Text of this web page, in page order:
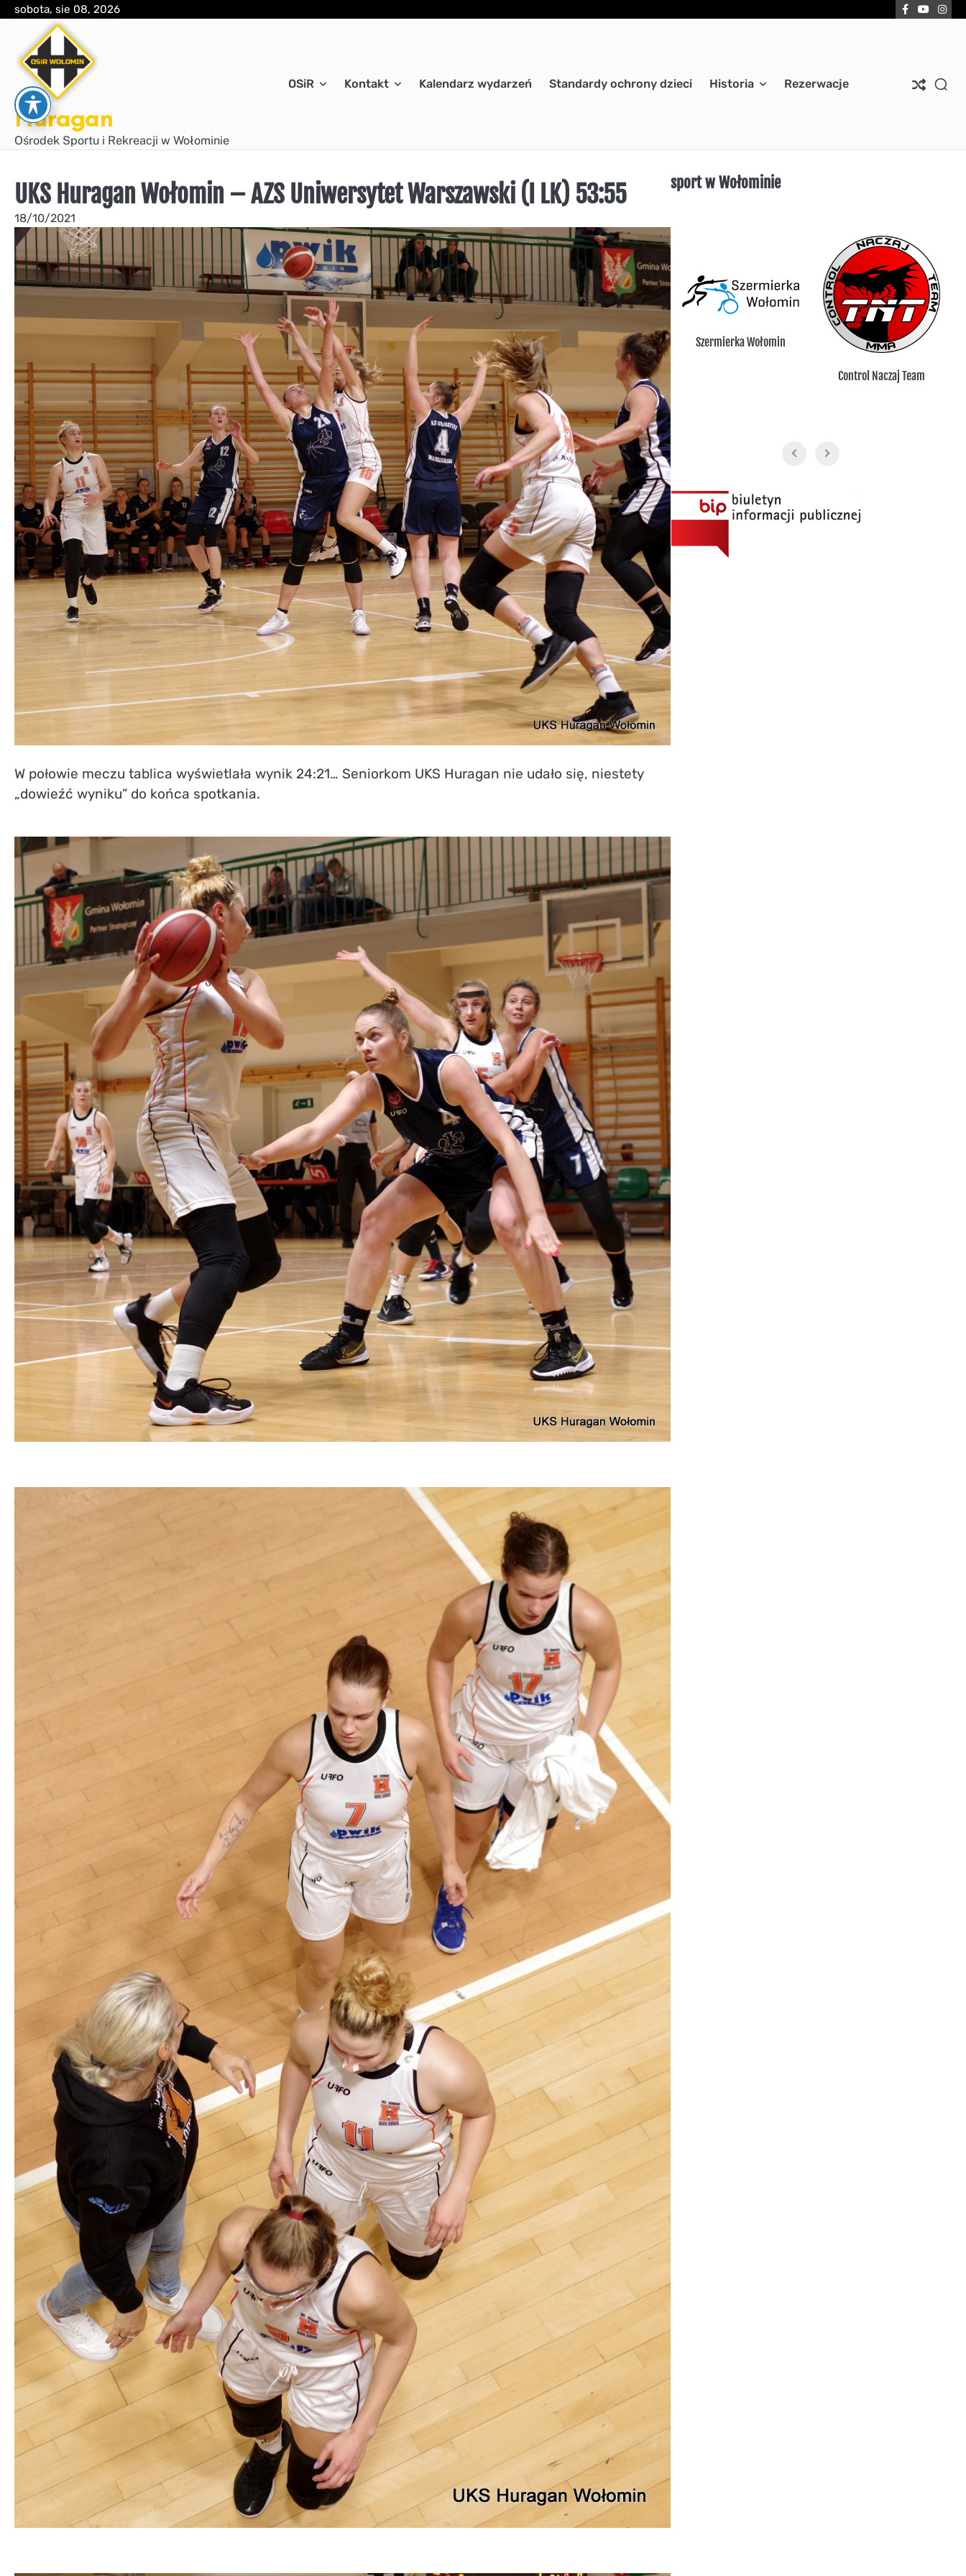
Skip
content
sobota, sie 08, 2026 Facebook
Huragan
Ośrodek Sportu i Rekreacji w Wołominie
OSiR Kontakt Kalendarz wydarzeń Standardy ochrony dzieci Historia Rezerwacje
UKS Huragan Wołomin – AZS Uniwersytet Warszawski (I LK) 53:55
18/10/2021
W połowie meczu tablica wyświetlała wynik 24:21… Seniorkom UKS Huragan nie udało się, niestety
„dowieźć wyniku” do końca spotkania.
sport w Wołominie
PWKS Huragan UKK Huragan Wołomin Zabiegany Wołomin
TOPSPIN
Szermierka Wołomin